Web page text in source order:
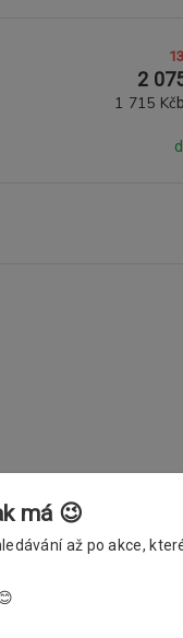
2
1 715 Kč
má 😉
až po akce,